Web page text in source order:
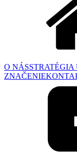
O NÁSSTRATÉGIA
ZNAČENIE